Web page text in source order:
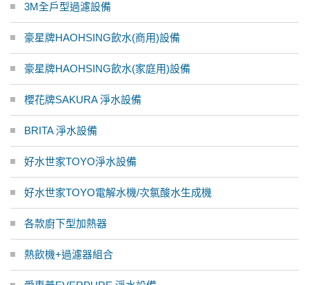
3M全戶型過濾設備
豪星牌HAOHSING飲水(商用)設備
豪星牌HAOHSING飲水(家庭用)設備
櫻花牌SAKURA 淨水設備
BRITA 淨水設備
好水世家TOYO淨水設備
好水世家TOYO電解水機/次氯酸水生成機
各款廚下型加熱器
熱飲機+過濾器組合